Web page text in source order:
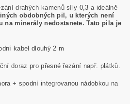
drahých kamenů síly 0,3 a ideálně
obdobných pil, u kterých není
na minerály nedostanete. Tato pila je
kabel dlouhý 2 m
doraz pro přesné řezání např. plátků.
+ spodní integrovanou nádobkou na